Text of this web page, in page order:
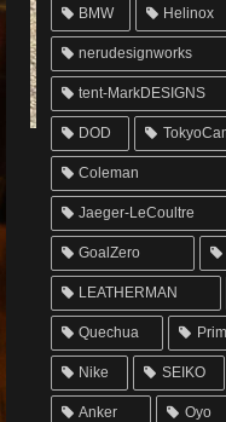
BMW Helinox
nerudesignworks
tent-MarkDESIGNS
DOD
Coleman
Jaeger-LeCoultre
GoalZero
LEATHERMAN
Quechua
Nike SEIKO
Anker Oyo